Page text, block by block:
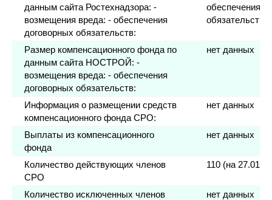
данным сайта Ростехнадзора: -
возмещения вреда: - обеспечения
договорных обязательств:
обеспечения
обязательств:
Размер компенсационного фонда по
данным сайта НОСТРОЙ: -
возмещения вреда: - обеспечения
договорных обязательств:
нет данных
Информация о размещении средств
компенсационного фонда СРО:
нет данных
Выплаты из компенсационного
фонда
нет данных
Количество действующих членов
СРО
110 (на
Количество исключенных членов
нет данных